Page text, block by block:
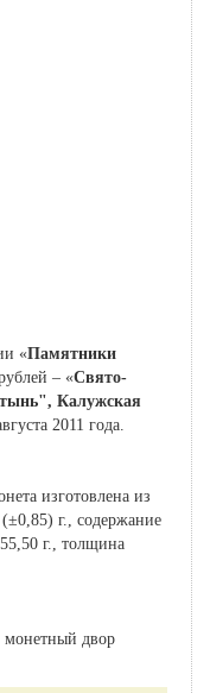
«Памятники
– «Свято-
Калужская
2011 года.
изготовлена из
г., содержание
г., толщина
монетный двор